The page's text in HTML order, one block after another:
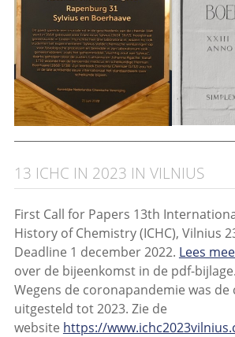
13 ICHC IN 2023 IN VILNIUS
First Call for Papers 13th
History of Chemistry (ICHC), Vilnius
Deadline 1 december 2022. Lees
over de bijeenkomst in de pdf-bijlage.
Wegens de coronapandemie was
uitgesteld tot 2023. Zie de
website https://